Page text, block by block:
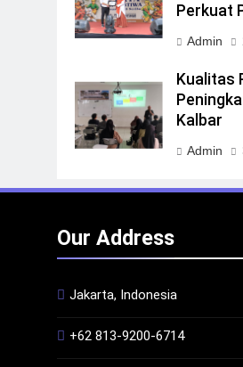
Perkuat
Admin
Kualitas
Kalbar
Admin
Our Address
Jakarta, Indonesia
+62 813-9200-6714